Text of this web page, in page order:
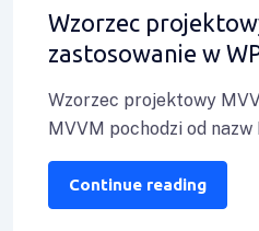
Wzorzec
zastosowanie w
Wzorzec projektowy
MVVM pochodzi od
ViewModel: View – cała
czyli dla nas XAML. Szereg
Continue reading